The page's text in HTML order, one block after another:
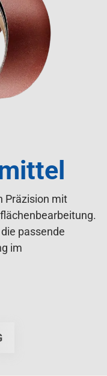
Präzision mit
passende
im